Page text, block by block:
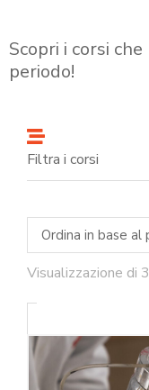
Scopri i corsi
periodo!
Filtra i corsi
Visualizzazione di